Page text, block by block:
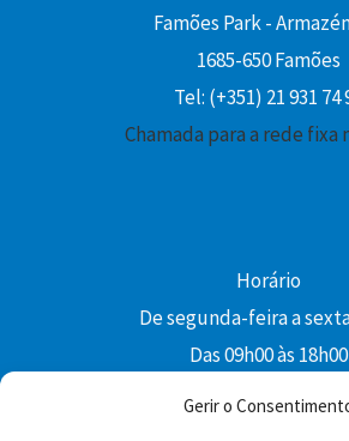
Gerir o
Famões Park -
1685-650 Famões
Tel: (+351) 21 931 74
Chamada para a rede fixa
Horário
De segunda-feira a
Das 09h00 às 18h00